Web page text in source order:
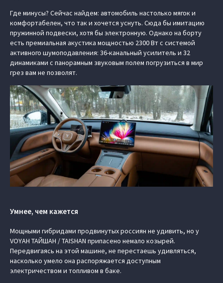
Где минусы? Сейчас найдем: автомобиль настолько мягок и
комфортабелен, что так и хочется уснуть. Сюда бы имитацию
пружинной подвески, хотя бы электронную. Однако на борту
есть премиальная акустика мощностью 2300 Вт с системой
активного шумоподавления: 36-канальный усилитель и 32
динамиками с панорамным звуковым полем погрузиться в мир
грез вам не позволят.
Умнее, чем кажется
Мощными гибридами продвинутых россиян не удивить, но у
VOYAH ТАЙШАН / TAISHAN припасено немало козырей.
Передвигаясь на этой машине, не перестаешь удивляться,
насколько умело она распоряжается доступным
электричеством и топливом в баке.